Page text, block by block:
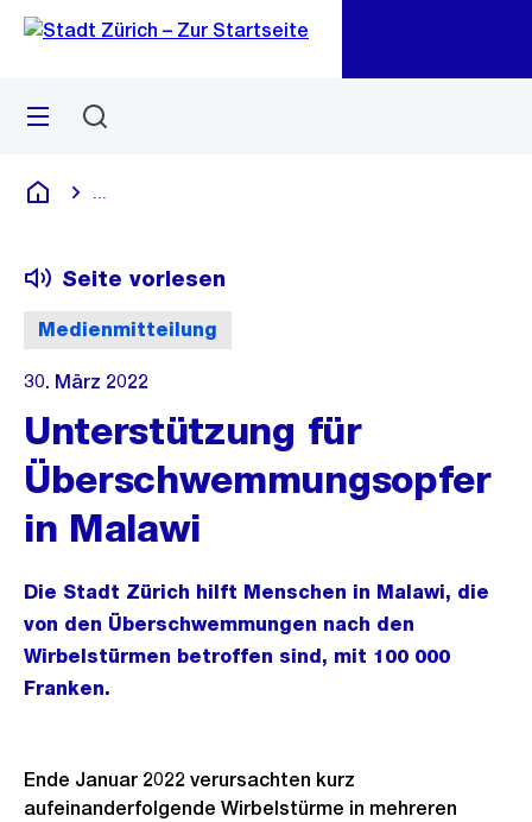
Navigation
Sprunglink
Menü
Deutsch
Medienmitteilung
Seite vorlesen
30. März 2022
Unterstützung für
Überschwemmungsopfer
in Malawi
Die Stadt Zürich hilft Menschen in Malawi, die
von den Überschwemmungen nach den
Wirbelstürmen betroffen sind, mit 100 000
Franken.
Ende Januar 2022 verursachten kurz
aufeinanderfolgende Wirbelstürme in mehreren